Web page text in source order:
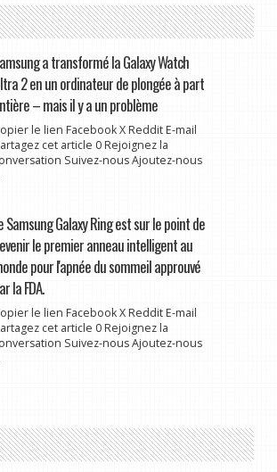
a transformé la Galaxy Watch
2 en un ordinateur de plongée à part
– mais il y a un problème
le lien Facebook X Reddit E-mail
cet article 0 Rejoignez la
Suivez-nous Ajoutez-nous
Samsung Galaxy Ring est sur le point de
le premier anneau intelligent au
pour l'apnée du sommeil approuvé
la FDA.
le lien Facebook X Reddit E-mail
cet article 0 Rejoignez la
Suivez-nous Ajoutez-nous